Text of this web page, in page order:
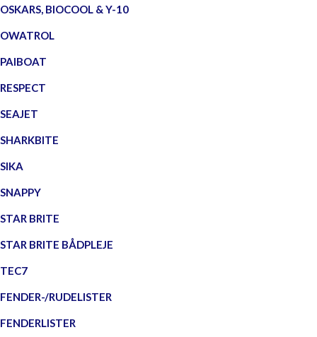
OSKARS, BIOCOOL & Y-10
OWATROL
PAIBOAT
RESPECT
SEAJET
SHARKBITE
SIKA
SNAPPY
STAR BRITE
STAR BRITE BÅDPLEJE
TEC7
FENDER-/RUDELISTER
FENDERLISTER